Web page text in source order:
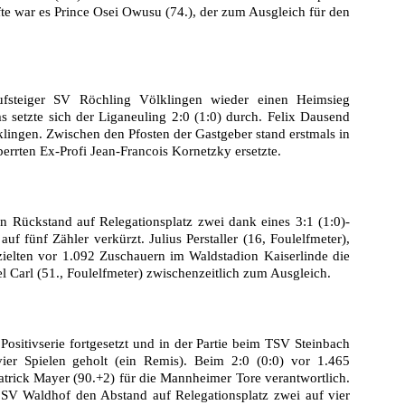
war es Prince Osei Owusu (74.), der zum Ausgleich für den
SV Röchling Völklingen wieder einen Heimsieg
setzte sich der Liganeuling 2:0 (1:0) durch. Felix Dausend
Zwischen den Pfosten der Gastgeber stand erstmals in
Ex-Profi Jean-Francois Kornetzky ersetzte.
Rückstand auf Relegationsplatz zwei dank eines 3:1 (1:0)-
fünf Zähler verkürzt. Julius Perstaller (16, Foulelfmeter),
vor 1.092 Zuschauern im Waldstadion Kaiserlinde die
Carl (51., Foulelfmeter) zwischenzeitlich zum Ausgleich.
fortgesetzt und in der Partie beim TSV Steinbach
Spielen geholt (ein Remis). Beim 2:0 (0:0) vor 1.465
Mayer (90.+2) für die Mannheimer Tore verantwortlich.
Waldhof den Abstand auf Relegationsplatz zwei auf vier